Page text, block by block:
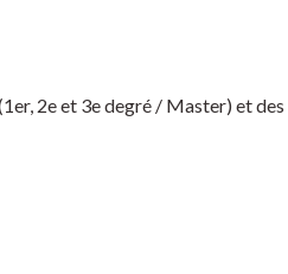
2e et 3e degré / Master) et des